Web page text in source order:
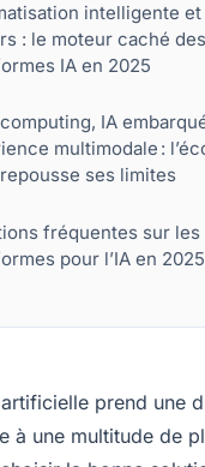
intelligente
: le moteur caché
IA en 2025
IA
multimodale :
ses limites
fréquentes sur
pour l’IA en 2025
artificielle prend une
à une multitude de